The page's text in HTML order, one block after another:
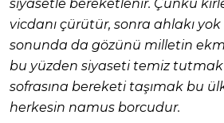
siyasetle bereketlenir. Çünkü
vicdanı çürütür, sonra ahlakı
sonunda da gözünü milletin
bu yüzden siyaseti temiz
sofrasına bereketi taşımak bu
herkesin namus borcudur.